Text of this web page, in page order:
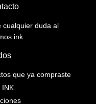
cualquier duda al
que ya compraste
INK